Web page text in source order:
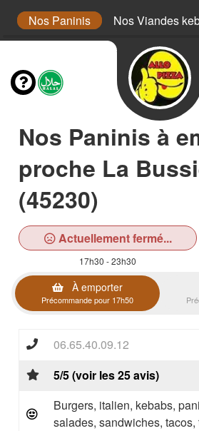
Nos Paninis Nos Viandes
Nos Paninis à
proche La
(45230)
Actuellement fermé...
17h30 - 23h30
À emporter
Précommande pour 17h50
06.65.40.09.12
5/5 (voir les 25 avis)
Burgers, italien, kebabs,
salades, sandwiches, tacos,